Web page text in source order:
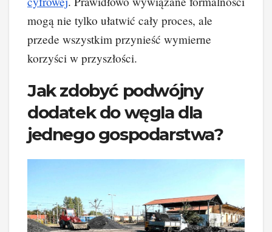
mogą nie tylko ułatwić cały proces, ale
przede wszystkim przynieść wymierne
korzyści w przyszłości.
Jak zdobyć podwójny
dodatek do węgla dla
jednego gospodarstwa?